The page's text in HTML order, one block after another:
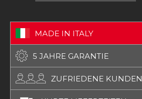
MADE IN ITALY
5 JAHRE GARANTIE
ZUFRIEDENE KUNDEN